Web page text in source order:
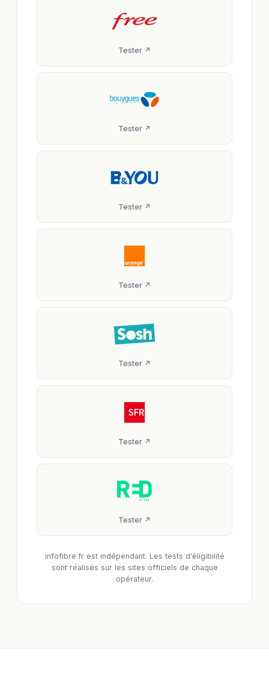
Tester ↗
Tester ↗
Tester ↗
Tester ↗
Tester ↗
Tester ↗
Tester ↗
infofibre.fr est indépendant. Les tests d'éligibilité
sont réalisés sur les sites officiels de chaque
opérateur.